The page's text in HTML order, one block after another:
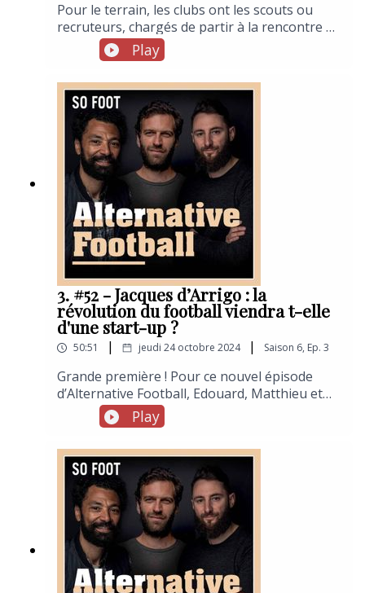
Pour le terrain, les clubs ont les scouts ou
recruteurs, chargés de partir à la rencontre de
jeunes joueurs prometteurs en vue du
mercato. Mais pour les bureaux, ou
administratifs, comment ça se passe ? Comme
une entreprise normale ou presque. Les clubs
de football font de plus en plus appel à des
cabinets de chasseurs de tête spécialisés dans
le sport. Nolan Partners est l’un d’eux. Et le
Français Eymeric Moura, partner en son sein,
livre ici les secrets de l’autre marché des
transferts.
Play
3. #52 - Jacques d’Arrigo : la
révolution du football viendra t-elle
d'une start-up ?
50:51 | jeudi 24 octobre 2024 | Saison 6, Ep. 3
Grande première ! Pour ce nouvel épisode
d’Alternative Football, Edouard, Matthieu et
Maxime ont enregistré en public, dans la salle
de projection de So Foot, avec Jacques
d’Arrigo, ancien directeur marketing &
communication des Girondins de Bordeaux
devenu cofondateur de la start-up Footbar et
élu, à ce titre, président de la SportTech
française.
Play